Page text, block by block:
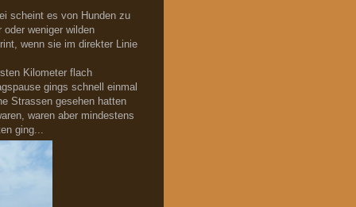
scheint es von Hunden zu
weniger wilden
wenn sie im direkter Linie
Kilometer flach
gings schnell einmal
Strassen gesehen hatten
waren aber mindestens
ging...